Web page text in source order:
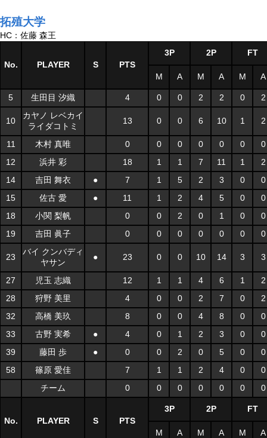
拓殖大学
HC：佐藤 森王
No. PLAYER S PTS
3P 2P FT
M A M A M A
5 生田目 汐織 4 0 0 2 2 0 2
10
カヤノ レベカイ
ライダコトミ
13 0 0 6 10 1 2
11 木村 真唯 0 0 0 0 0 0
0
12
浜井 彩 18 1 1 7 11 1
2
14
吉田 舞衣 ● 7 1 5 2 3 0
0
15
佐古 愛 ● 11 1 2 4 5 0
0
18
小関 梨帆 0 0 2 0 1 0
0
19
吉田 眞子 0 0 0 0 0 0 0
23
バイ クンバディ
ヤサン
● 23 0 0 10 14 3 3
27 児玉 志織 12 1 1 4 6 1
2
28
狩野 美里 4 0 0 2 7 0
2
32
高橋 美玖 8 0 0 4 8 0
0
33
古野 実希 ● 4 0 1 2 3 0
0
39
藤田 歩 ● 0 0 2 0 5 0
0
58
篠原 愛佳 7 1 1 2 4 0
0
チーム
0 0 0 0 0 0 0
No. PLAYER S PTS
3P 2P FT
M A M A M A